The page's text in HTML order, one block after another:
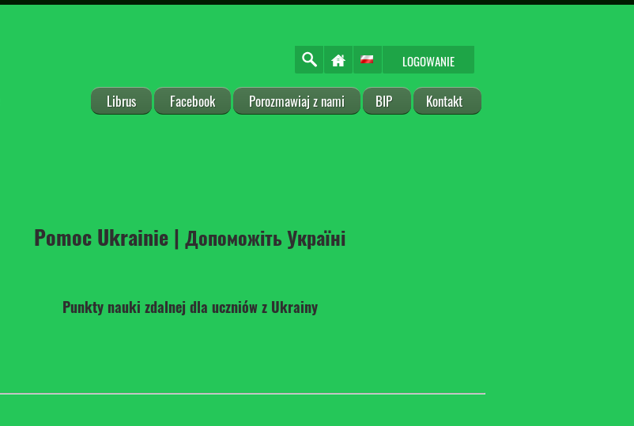
LOGOWANIE
Librus Facebook Porozmawiaj z nami BIP Kontakt
Pomoc Ukrainie | Допоможіть Україні
Punkty nauki zdalnej dla uczniów z Ukrainy